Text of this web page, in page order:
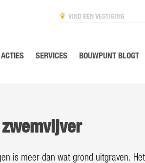
VIND EEN VESTIGING
ACTIES SERVICES BOUWPUNT BLOGT
is meer dan wat grond uitgraven.